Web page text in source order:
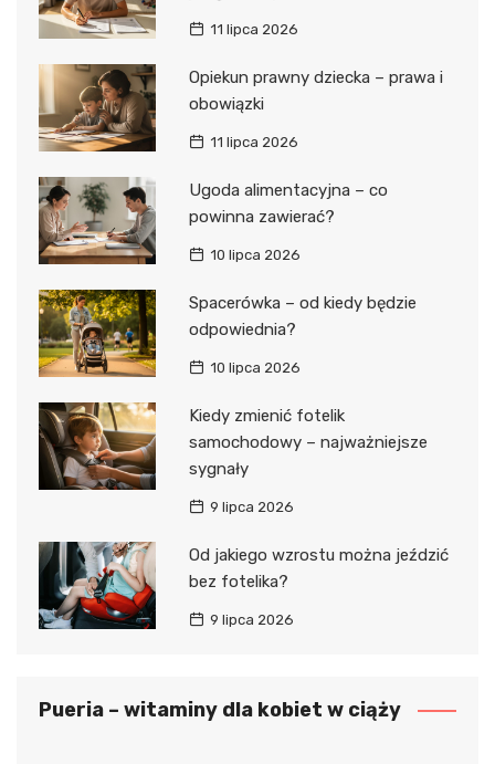
11 lipca 2026
Opiekun prawny dziecka – prawa i
obowiązki
11 lipca 2026
Ugoda alimentacyjna – co
powinna zawierać?
10 lipca 2026
Spacerówka – od kiedy będzie
odpowiednia?
10 lipca 2026
Kiedy zmienić fotelik
samochodowy – najważniejsze
sygnały
9 lipca 2026
Od jakiego wzrostu można jeździć
bez fotelika?
9 lipca 2026
Pueria – witaminy dla kobiet w ciąży